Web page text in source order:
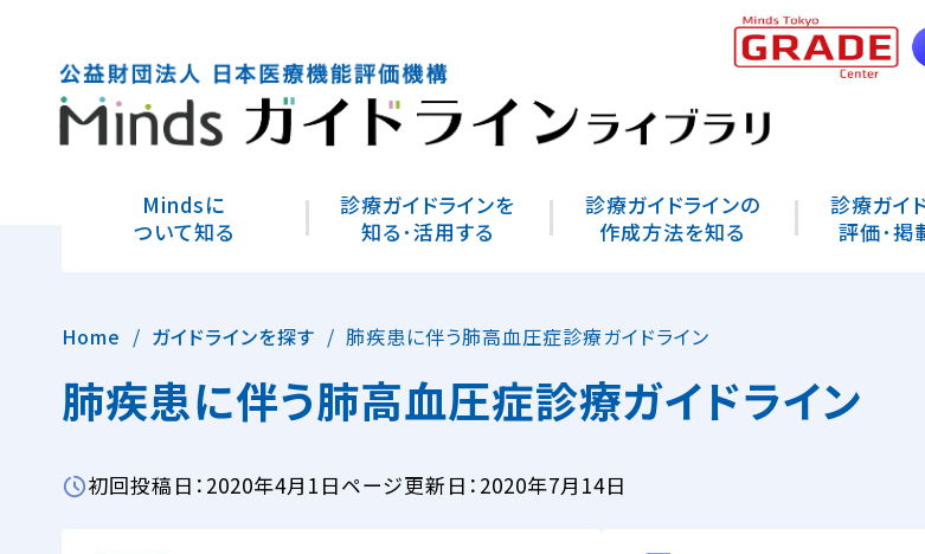
Home ガイドラインを探す 肺疾患に伴う肺高血圧症診療ガイドライン
肺疾患に伴う肺高血圧症診療ガイドライン
初回投稿日：2020年4月1日ページ更新日：2020年7月14日
Mindsに
ついて知る
診療ガイドラインを
知る･活用する
診療ガイドラインの
作成方法を知る
診療ガイ
評価･掲